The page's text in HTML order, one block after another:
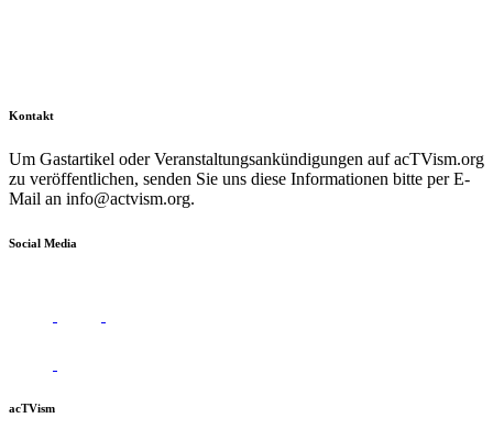
Kontakt
Um Gastartikel oder Veranstaltungsankündigungen auf acTVism.org
zu veröffentlichen, senden Sie uns diese Informationen bitte per E-
Mail an info@actvism.org.
Social Media
acTVism